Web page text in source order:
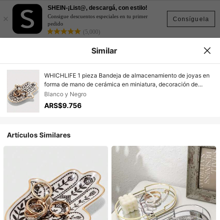
Consíguela
×
SHEIN-¡List@, descargá, con estilo!
Consigue descuentos especiales en tu primer
pedido
(5,000)
Similar
WHICHLIFE 1 pieza Bandeja de almacenamiento de joyas en
forma de mano de cerámica en miniatura, decoración de
habitación para volver al colegio
Blanco y Negro
ARS$9.756
Artículos Similares